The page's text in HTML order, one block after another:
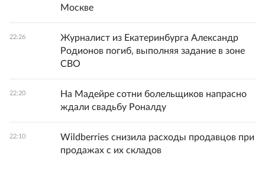
Москве
22:26
Журналист из Екатеринбурга Александр
Родионов погиб, выполняя задание в зоне
СВО
22:20
На Мадейре сотни болельщиков напрасно
ждали свадьбу Роналду
22:10
Wildberries снизила расходы продавцов при
продажах с их складов